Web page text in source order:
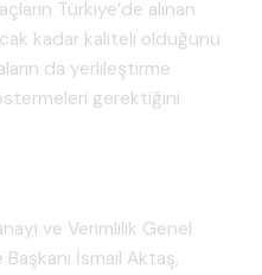
Türkiye’de alınan
kadar kaliteli olduğunu
da yerlileştirme
gerektiğini
ve Verimlilik Genel
Başkanı İsmail Aktaş,